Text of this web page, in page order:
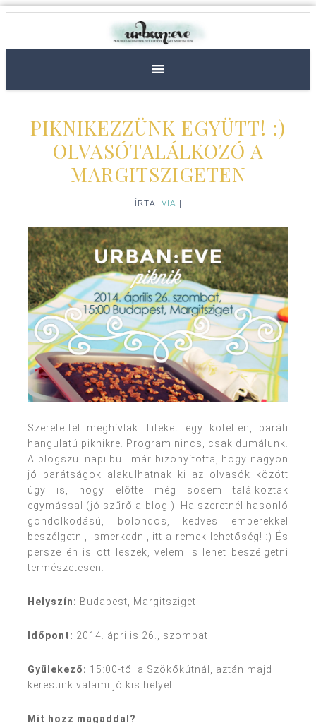
PIKNIKEZZÜNK EGYÜTT! :)
OLVASÓTALÁLKOZÓ A
MARGITSZIGETEN
ÍRTA: VIA
Szeretettel meghívlak Titeket egy kötetlen, baráti
hangulatú piknikre. Program nincs, csak dumálunk.
A blogszülinapi buli már bizonyította, hogy nagyon
jó barátságok alakulhatnak ki az olvasók között
úgy is, hogy előtte még sosem találkoztak
egymással (jó szűrő a blog!). Ha szeretnél hasonló
gondolkodású, bolondos, kedves emberekkel
beszélgetni, ismerkedni, itt a remek lehetőség! :) És
persze én is ott leszek, velem is lehet beszélgetni
természetesen.
Helyszín: Budapest, Margitsziget
Időpont: 2014. április 26., szombat
Gyülekező: 15:00-től a Szökőkútnál, aztán majd
keresünk valami jó kis helyet.
Mit hozz magaddal?